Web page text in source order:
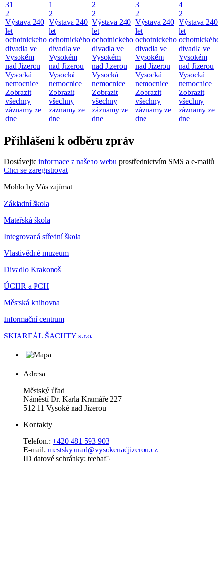
31
2
Výstava 240
let
ochotnického
divadla ve
Vysokém
nad Jizerou
Vysocká
nemocnice
Zobrazit
všechny
záznamy ze
dne
1
2
Výstava 240
let
ochotnického
divadla ve
Vysokém
nad Jizerou
Vysocká
nemocnice
Zobrazit
všechny
záznamy ze
dne
2
2
Výstava 240
let
ochotnického
divadla ve
Vysokém
nad Jizerou
Vysocká
nemocnice
Zobrazit
všechny
záznamy ze
dne
3
2
Výstava 240
let
ochotnického
divadla ve
Vysokém
nad Jizerou
Vysocká
nemocnice
Zobrazit
všechny
záznamy ze
dne
4
2
Výstava 240
let
divadla ve
Vysokém
nad Jizerou
Vysocká
nemocnice
Zobrazit
všechny
záznamy ze
dne
Přihlášení k odběru zpráv
Dostávejte informace z našeho webu prostřednictvím SMS a e-mailů
Chci se zaregistrovat
Mohlo by Vás zajímat
Základní škola
Mateřská škola
Integrovaná střední škola
Vlastivědné muzeum
Divadlo Krakonoš
ÚCHR a PCH
Městská knihovna
Informační centrum
SKIAREÁL ŠACHTY s.r.o.
Adresa
Městský úřad
Náměstí Dr. Karla Kramáře 227
512 11 Vysoké nad Jizerou
Kontakty
Telefon.: +420 481 593 903
E-mail: mestsky.urad@vysokenadjizerou.cz
ID datové schránky: tcebaf5